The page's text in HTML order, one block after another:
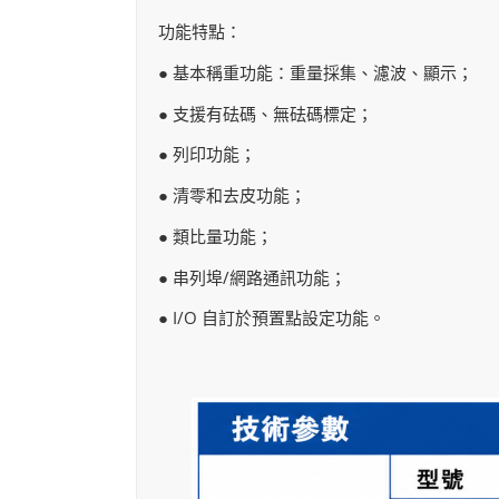
功能特點：
● 基本稱重功能：重量採集、濾波、顯示；
● 支援有砝碼、無砝碼標定；
● 列印功能；
● 清零和去皮功能；
● 類比量功能；
● 串列埠/網路通訊功能；
● I/O 自訂於預置點設定功能。